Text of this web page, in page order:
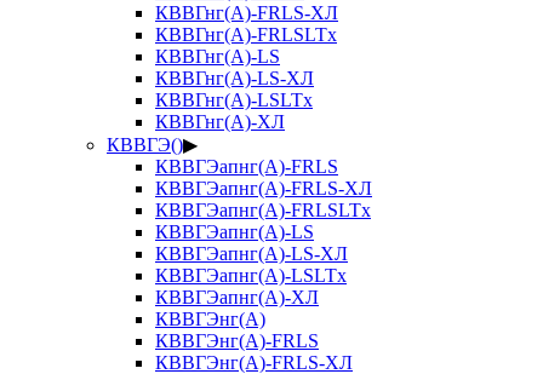
КВВГнг(А)-FRLS-ХЛ
КВВГнг(А)-FRLSLTx
КВВГнг(А)-LS
КВВГнг(А)-LS-ХЛ
КВВГнг(А)-LSLTx
КВВГнг(А)-ХЛ
КВВГЭ()▶
КВВГЭапнг(А)-FRLS
КВВГЭапнг(А)-FRLS-ХЛ
КВВГЭапнг(А)-FRLSLTx
КВВГЭапнг(А)-LS
КВВГЭапнг(А)-LS-ХЛ
КВВГЭапнг(А)-LSLTx
КВВГЭапнг(А)-ХЛ
КВВГЭнг(А)
КВВГЭнг(А)-FRLS
КВВГЭнг(А)-FRLS-ХЛ